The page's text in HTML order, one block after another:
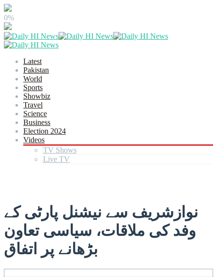
0%
Latest
Pakistan
World
Sports
Showbiz
Travel
Science
Business
Election 2024
Videos
TV Shows
Live TV
نوازشریف سے نیشنل پارٹی کے
وفد کی ملاقات، سیاسی تعاون
بڑھانے پر اتفاق